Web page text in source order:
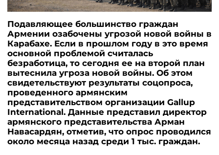
Подавляющее большинство граждан
Армении озабочены угрозой новой войны в
Карабахе. Если в прошлом году в это время
основной проблемой считалась
безработица, то сегодня ее на второй план
вытеснила угроза новой войны. Об этом
свидетельствуют результаты соцопроса,
проведенного армянским
представительством организации Gallup
International. Данные представил директор
армянского представительства Арман
Навасардян, отметив, что опрос проводился
около месяца назад среди 1 тыс. граждан.